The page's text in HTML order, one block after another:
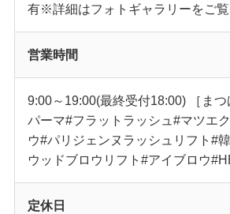
有※詳細はフォトギャラリーをご
営業時間
9:00～19:00(最終受付18:00) ［ま
パーマ#フラットラッシュ#マツエ
ウ#パリジェンヌラッシュリフト#
ウッドブロウリフト#アイブロウ
定休日